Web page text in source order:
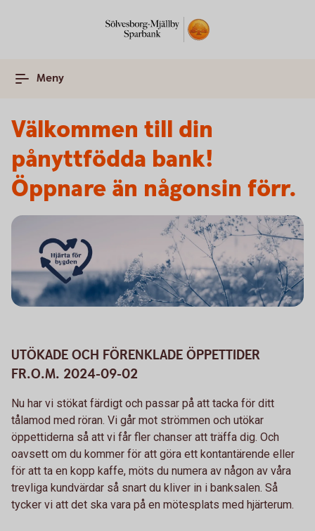
Meny
Välkommen till din
pånyttfödda bank!
Öppnare än någonsin förr.
UTÖKADE OCH FÖRENKLADE ÖPPETTIDER
FR.O.M. 2024-09-02
Nu har vi stökat färdigt och passar på att tacka för ditt
tålamod med röran. Vi går mot strömmen och utökar
öppettiderna så att vi får fler chanser att träffa dig. Och
oavsett om du kommer för att göra ett kontantärende eller
för att ta en kopp kaffe, möts du numera av någon av våra
trevliga kundvärdar så snart du kliver in i banksalen. Så
tycker vi att det ska vara på en mötesplats med hjärterum.